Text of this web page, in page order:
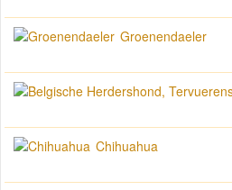
Groenendaeler
Chihuahua